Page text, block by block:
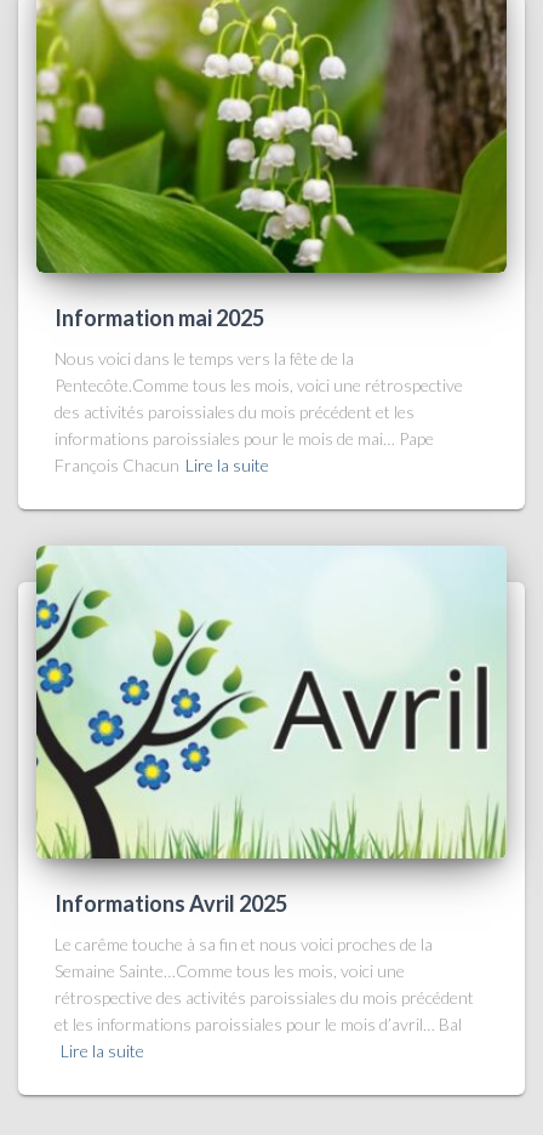
Information mai 2025
Nous voici dans le temps vers la fête de la
Pentecôte.Comme tous les mois, voici une rétrospective
des activités paroissiales du mois précédent et les
informations paroissiales pour le mois de mai… Pape
François Chacun Lire la suite
Informations Avril 2025
Le carême touche à sa fin et nous voici proches de la
Semaine Sainte…Comme tous les mois, voici une
rétrospective des activités paroissiales du mois précédent
et les informations paroissiales pour le mois d’avril… Bal
Lire la suite